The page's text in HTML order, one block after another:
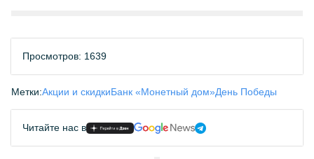
Просмотров: 1639
Метки:Акции и скидкиБанк «Монетный дом»День Победы
Читайте нас в